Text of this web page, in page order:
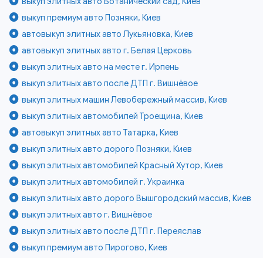
выкуп премиум авто Позняки, Киев
автовыкуп элитных авто Лукьяновка, Киев
автовыкуп элитных авто г. Белая Церковь
выкуп элитных авто на месте г. Ирпень
выкуп элитных авто после ДТП г. Вишнёвое
выкуп элитных машин Левобережный массив, Киев
выкуп элитных автомобилей Троещина, Киев
автовыкуп элитных авто Татарка, Киев
выкуп элитных авто дорого Позняки, Киев
выкуп элитных автомобилей Красный Хутор, Киев
выкуп элитных автомобилей г. Украинка
выкуп элитных авто дорого Вышгородский массив, Киев
выкуп элитных авто г. Вишнёвое
выкуп элитных авто после ДТП г. Переяслав
выкуп премиум авто Пирогово, Киев